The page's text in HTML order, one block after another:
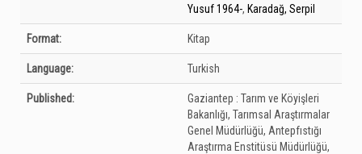
Yusuf 1964-, Karadağ, Serpil
Format: Kitap
Language: Turkish
Published: Gaziantep : Tarım ve Köyişleri
Bakanlığı, Tarımsal Araştırmalar
Genel Müdürlüğü, Antepfıstığı
Araştırma Enstitüsü Müdürlüğü,